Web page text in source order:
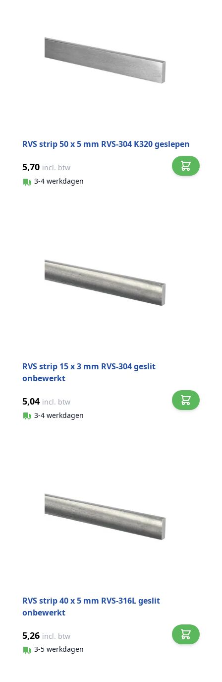
RVS strip 50 x 5 mm RVS-304 K320 geslepen
5,70 incl. btw
3-4 werkdagen
RVS strip 15 x 3 mm RVS-304 geslit
onbewerkt
5,04 incl. btw
3-4 werkdagen
RVS strip 40 x 5 mm RVS-316L geslit
onbewerkt
5,26 incl. btw
3-5 werkdagen